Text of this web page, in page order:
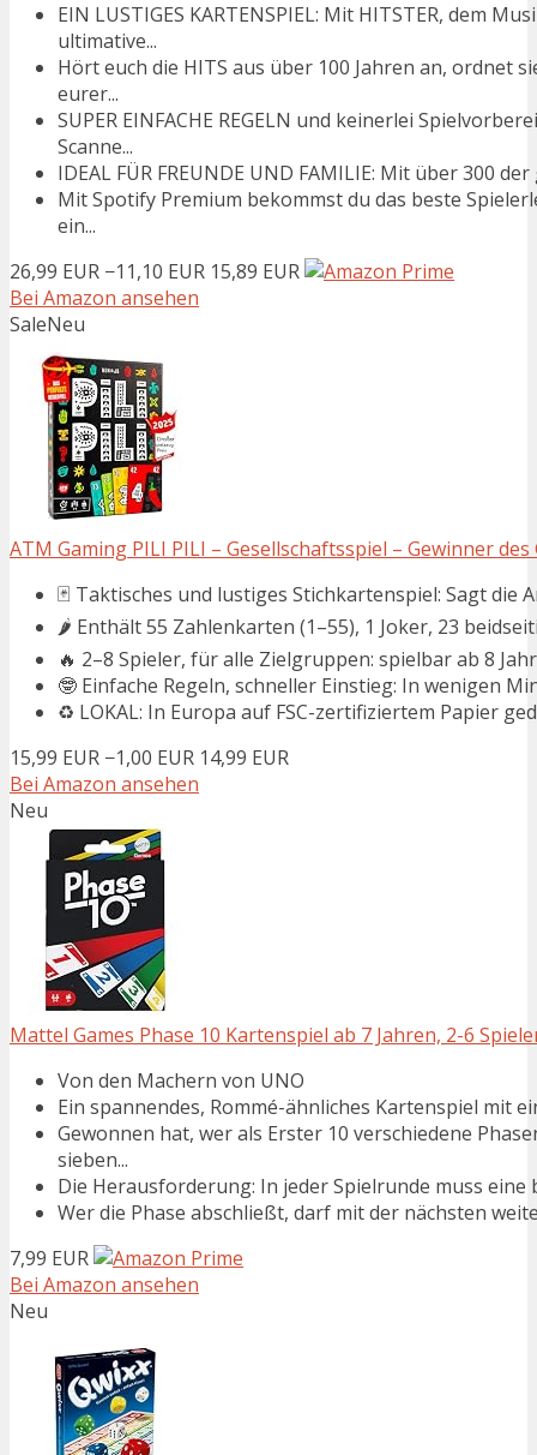
EIN LUSTIGES KARTENSPIEL: Mit HITSTER, dem
ultimative...
Hört euch die HITS aus über 100 Jahren an, ordnet
eurer...
SUPER EINFACHE REGELN und keinerlei
Scanne...
IDEAL FÜR FREUNDE UND FAMILIE: Mit über 300
Mit Spotify Premium bekommst du das beste
ein...
26,99 EUR −11,10 EUR 15,89 EUR
Bei Amazon ansehen
SaleNeu
ATM Gaming PILI PILI – Gesellschaftsspiel – Gewinner
🃏 Taktisches und lustiges Stichkartenspiel: Sagt die
🌶️ Enthält 55 Zahlenkarten (1–55), 1 Joker, 23
🔥 2–8 Spieler, für alle Zielgruppen: spielbar ab 8
🤓 Einfache Regeln, schneller Einstieg: In wenigen
♻️ LOKAL: In Europa auf FSC-zertifiziertem Papier
15,99 EUR −1,00 EUR 14,99 EUR
Bei Amazon ansehen
Neu
Mattel Games Phase 10 Kartenspiel ab 7 Jahren, 2-6
Von den Machern von UNO
Ein spannendes, Rommé-ähnliches Kartenspiel mit
Gewonnen hat, wer als Erster 10 verschiedene
sieben...
Die Herausforderung: In jeder Spielrunde muss
Wer die Phase abschließt, darf mit der nächsten
7,99 EUR
Bei Amazon ansehen
Neu